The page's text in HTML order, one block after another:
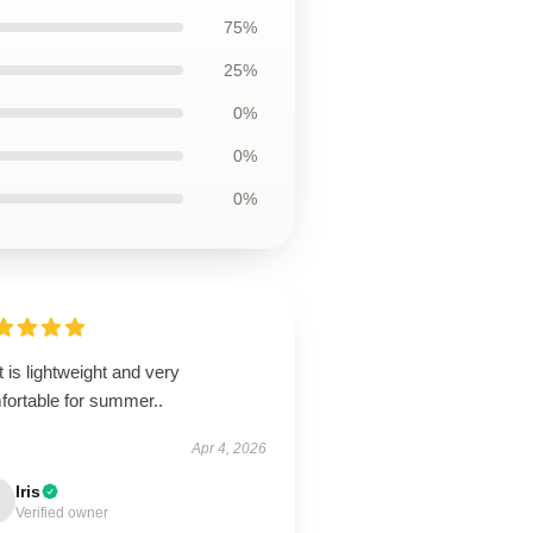
75%
25%
0%
0%
0%
is lightweight and very
for summer..
Apr 4, 2026
Iris
Verified owner